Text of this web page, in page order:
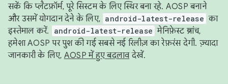
सकें कि प्लैटफ़ॉर्म, पूरे सिस्टम के लिए स्थिर बना रहे. AOSP बनाने
और उसमें योगदान देने के लिए, android-latest-release का
इस्तेमाल करें.
android-latest-release मेनिफ़ेस्ट ब्रांच,
हमेशा AOSP पर पुश की गई सबसे नई रिलीज़ का रेफ़रंस देगी. ज़्यादा
जानकारी के लिए, AOSP में हुए बदलावदेखें.